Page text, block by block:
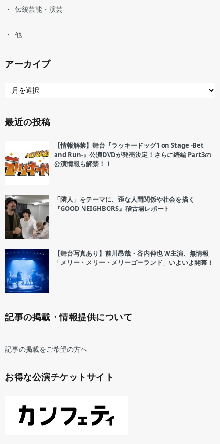
伝統芸能・演芸
他
アーカイブ
最近の投稿
【情報解禁】舞台『ラッキードッグ1 on Stage -Bet
and Run-』公演DVDが発売決定！さらに続編 Part3の
公演情報も解禁！！
「隣人」をテーマに、歪な人間関係や社会を描く
『GOOD NEIGHBORS』稽古場レポート
【舞台写真あり】前川昂哉・谷内伸也 W主演、無情報
「メリー・メリー・メリーゴーランド」いよいよ開幕！
記事の掲載・情報提供について
記事の掲載をご希望の方へ
お得な公演チケットサイト